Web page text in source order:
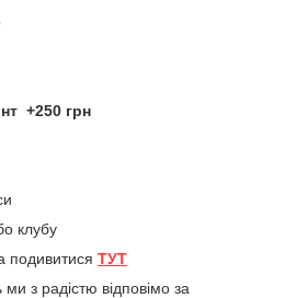
+250 грн
клубу
подивитися ТУТ
з радістю відповімо за